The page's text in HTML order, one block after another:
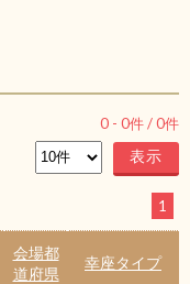
0 - 0件 /0件
1
会場都
道府県
幸座タイプ